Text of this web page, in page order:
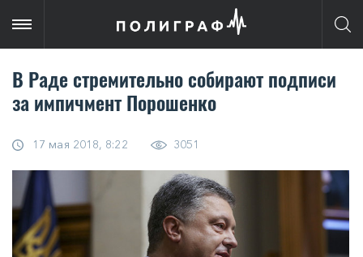
В Раде стремительно собирают подписи
за импичмент Порошенко
17 мая 2018, 8:22 3051